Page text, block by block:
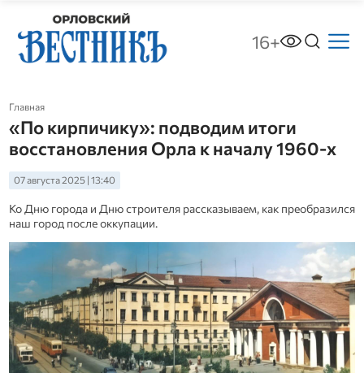
16+
Главная
«По кирпичику»: подводим итоги
восстановления Орла к началу 1960-х
07 августа 2025 | 13:40
Ко Дню города и Дню строителя рассказываем, как преобразился
наш город после оккупации.